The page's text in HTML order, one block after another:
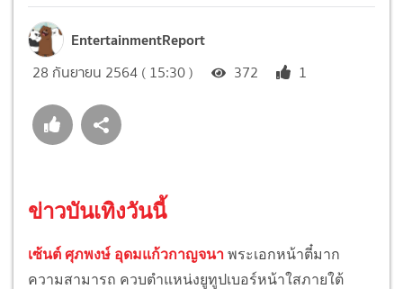
EntertainmentReport
28 กันยายน 2564 ( 15:30 ) 372 1
ข่าวบันเทิงวันนี้
เซ้นต์ ศุภพงษ์ อุดมแก้วกาญจนา พระเอกหน้าตี๋มาก
ความสามารถ ควบตำแหน่งยูทูปเบอร์หน้าใสภายใต้